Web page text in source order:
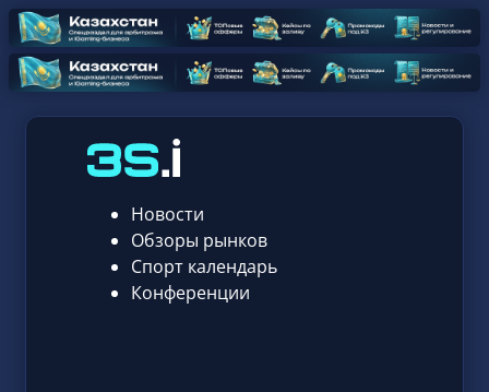
Новости
Обзоры рынков
Спорт календарь
Конференции